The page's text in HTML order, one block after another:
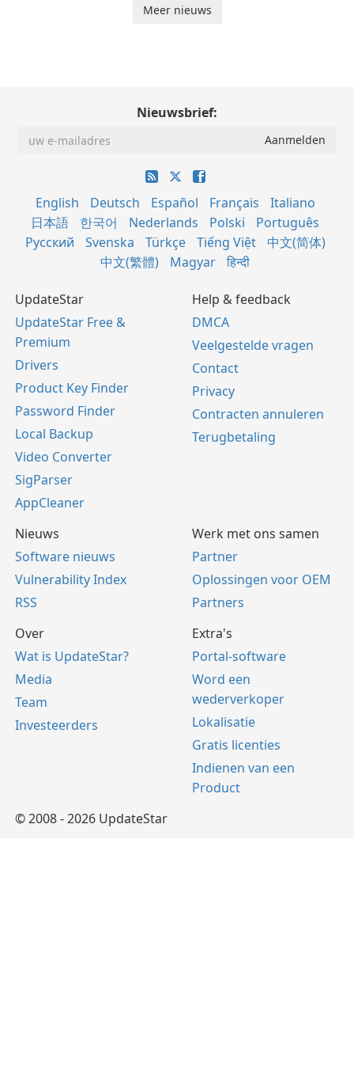
Meer nieuws
Nieuwsbrief:
English Deutsch Español Français
Italiano
日本語
한국어 Nederlands Polski
Português
Русский
Svenska Türkçe Tiếng Việt
中文(简体)
中文(繁體)
Magyar हिन्दी
UpdateStar
UpdateStar Free &
Premium
Drivers
Product Key Finder
Password Finder
Local Backup
Video Converter
SigParser
AppCleaner
Help & feedback
DMCA
Veelgestelde vragen
Contact
Privacy
Contracten annuleren
Terugbetaling
Nieuws
Software nieuws
Vulnerability Index
RSS
Werk met ons samen
Partner
Oplossingen voor OEM
Partners
Over
Wat is UpdateStar?
Media
Team
Investeerders
Extra's
Portal-software
Word een
wederverkoper
Lokalisatie
Gratis licenties
Indienen van een
Product
© 2008 - 2026 UpdateStar